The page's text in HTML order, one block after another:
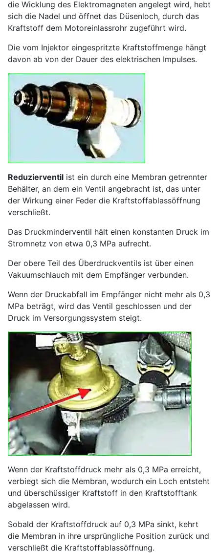
die Wicklung des Elektromagneten angelegt wird, hebt
sich die Nadel und öffnet das Düsenloch, durch das
Kraftstoff dem Motoreinlassrohr zugeführt wird.
Die vom Injektor eingespritzte Kraftstoffmenge hängt
davon ab von der Dauer des elektrischen Impulses.
Reduzierventil ist ein durch eine Membran getrennter
Behälter, an dem ein Ventil angebracht ist, das unter
der Wirkung einer Feder die Kraftstoffablassöffnung
verschließt.
Das Druckminderventil hält einen konstanten Druck im
Stromnetz von etwa 0,3 MPa aufrecht.
Der obere Teil des Überdruckventils ist über einen
Vakuumschlauch mit dem Empfänger verbunden.
Wenn der Druckabfall im Empfänger nicht mehr als 0,3
MPa beträgt, wird das Ventil geschlossen und der
Druck im Versorgungssystem steigt.
Wenn der Kraftstoffdruck mehr als 0,3 MPa erreicht,
verbiegt sich die Membran, wodurch ein Loch entsteht
und überschüssiger Kraftstoff in den Kraftstofftank
abgelassen wird.
Sobald der Kraftstoffdruck auf 0,3 MPa sinkt, kehrt
die Membran in ihre ursprüngliche Position zurück und
verschließt die Kraftstoffablassöffnung.